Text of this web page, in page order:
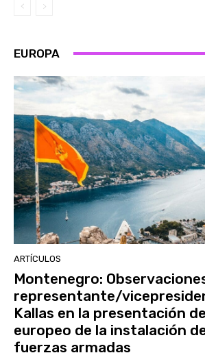
EUROPA
ARTÍCULOS
Montenegro:
representante/
Kallas en la presentación
europeo de la instalación
fuerzas armadas